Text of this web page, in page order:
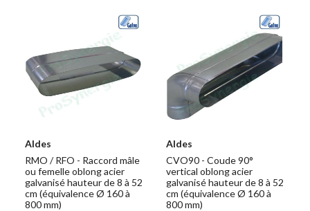
Aldes
RMO / RFO - Raccord mâle
ou femelle oblong acier
galvanisé hauteur de 8 à 52
cm (équivalence Ø 160 à
800 mm)
Aldes
CVO90 - Coude 90°
vertical oblong acier
galvanisé hauteur de 8 à 52
cm (équivalence Ø 160 à
800 mm)